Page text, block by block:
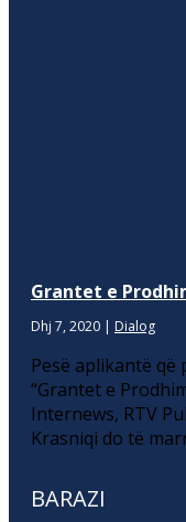
Grantet e
Dhj 7, 2020 | Dialog
Pesë aplikantë
“Grantet e
Internews, RTV
Krasniqi do të
BARAZI